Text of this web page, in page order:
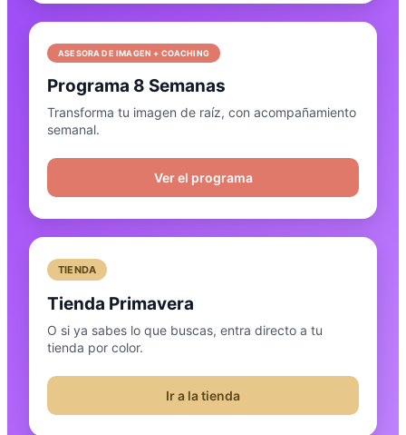
ASESORA DE IMAGEN + COACHING
Programa 8 Semanas
Transforma tu imagen de raíz, con acompañamiento
semanal.
Ver el programa
TIENDA
Tienda Primavera
O si ya sabes lo que buscas, entra directo a tu
tienda por color.
Ir a la tienda